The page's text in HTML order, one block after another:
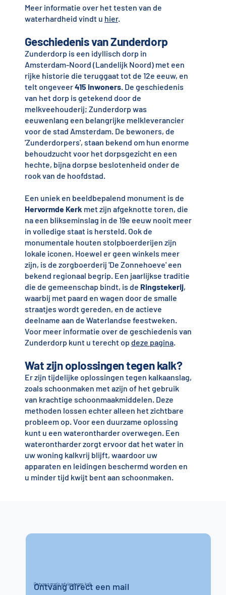
Meer informatie over het testen van de
waterhardheid vindt u hier.
Geschiedenis van Zunderdorp
Zunderdorp is een idyllisch dorp in
Amsterdam-Noord (Landelijk Noord) met een
rijke historie die teruggaat tot de 12e eeuw, en
telt ongeveer415 inwoners. De geschiedenis
van het dorp is getekend door de
melkveehouderij; Zunderdorp was
eeuwenlang een belangrijke melkleverancier
voor de stad Amsterdam. De bewoners, de
'Zunderdorpers', staan bekend om hun enorme
behoudzucht voor het dorpsgezicht en een
hechte, bijna dorpse beslotenheid onder de
rook van de hoofdstad.
Een uniek en beeldbepalend monument is de
Hervormde Kerk met zijn afgeknotte toren, die
na een blikseminslag in de 19e eeuw nooit meer
in volledige staat is hersteld. Ook de
monumentale houten stolpboerderijen zijn
lokale iconen. Hoewel er geen winkels meer
zijn, is de zorgboerderij 'De Zonnehoeve' een
bekend regionaal begrip. Een jaarlijkse traditie
die de gemeenschap bindt, is de Ringstekerij,
waarbij met paard en wagen door de smalle
straatjes wordt gereden, en de actieve
deelname aan de Waterlandse feestweken.
Voor meer informatie over de geschiedenis van
Zunderdorp kunt u terecht op deze pagina.
Wat zijn oplossingen tegen kalk?
Er zijn tijdelijke oplossingen tegen kalkaanslag,
zoals schoonmaken met azijn of het gebruik
van krachtige schoonmaakmiddelen. Deze
methoden lossen echter alleen het zichtbare
probleem op. Voor een duurzame oplossing
kunt u een waterontharder overwegen. Een
waterontharder zorgt ervoor dat het water in
uw woning kalkvrij blijft, waardoor uw
apparaten en leidingen beschermd worden en
u minder tijd kwijt bent aan schoonmaken.
Ontvang gratis advies tegen kalk
Ontvang direct een mail